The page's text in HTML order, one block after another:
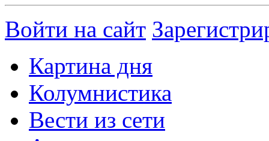
Войти на сайт
Картина дня
Колумнистика
Вести из сети